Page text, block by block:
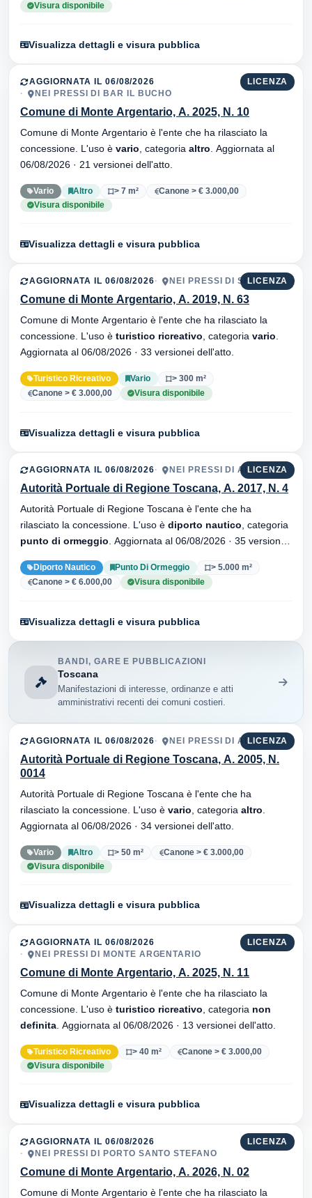
Visura disponibile
Visualizza dettagli e visura pubblica
LICENZA
AGGIORNATA IL 06/08/2026
NEI PRESSI DI BAR IL BUCHO
Comune di Monte Argentario, A. 2025, N. 10
Comune di Monte Argentario è l'ente che ha rilasciato la
concessione. L'uso è vario , categoria altro
06/08/2026 · 21 versionei dell'atto.
Vario Altro > 7 m²
Canone > € 3.000,00
Visura disponibile
Visualizza dettagli e visura pubblica
LICENZA
AGGIORNATA IL 06/08/2026 NEI PRESSI DI SFIZIO
Comune di Monte Argentario, A. 2019, N. 63
Comune di Monte Argentario è l'ente che ha rilasciato la
concessione. L'uso è turistico ricreativo , categoria vario
Aggiornata al 06/08/2026 · 33 versionei dell'atto.
Turistico Ricreativo Vario
> 300 m²
Canone > € 3.000,00
Visura disponibile
Visualizza dettagli e visura pubblica
LICENZA
AGGIORNATA IL 06/08/2026 NEI PRESSI DI AL SUB
Autorità Portuale di Regione Toscana, A. 2017, N. 4
Autorità Portuale di Regione Toscana è l'ente che ha
rilasciato la concessione. L'uso è diporto nautico , categoria
punto di ormeggio
Diporto Nautico Punto Di Ormeggio
> 5.000 m²
Canone > € 6.000,00
Visura disponibile
Visualizza dettagli e visura pubblica
BANDI, GARE E PUBBLICAZIONI
Toscana
Manifestazioni di interesse, ordinanze e atti
amministrativi recenti dei comuni costieri.
LICENZA
AGGIORNATA IL 06/08/2026 NEI PRESSI DI AL SUB
Autorità Portuale di Regione Toscana, A. 2005, N.
0014
Autorità Portuale di Regione Toscana è l'ente che ha
rilasciato la concessione. L'uso è vario , categoria altro
Aggiornata al 06/08/2026 · 34 versionei dell'atto.
Vario Altro > 50 m²
Canone > € 3.000,00
Visura disponibile
Visualizza dettagli e visura pubblica
LICENZA
AGGIORNATA IL 06/08/2026
NEI PRESSI DI MONTE ARGENTARIO
Comune di Monte Argentario, A. 2025, N. 11
Comune di Monte Argentario è l'ente che ha rilasciato la
concessione. L'uso è turistico ricreativo , categoria non
definita
. Aggiornata al 06/08/2026 · 13 versionei dell'atto.
Turistico Ricreativo > 40 m²
Canone > € 3.000,00
Visura disponibile
Visualizza dettagli e visura pubblica
LICENZA
AGGIORNATA IL 06/08/2026
NEI PRESSI DI PORTO SANTO STEFANO
Comune di Monte Argentario, A. 2026, N. 02
Comune di Monte Argentario è l'ente che ha rilasciato la